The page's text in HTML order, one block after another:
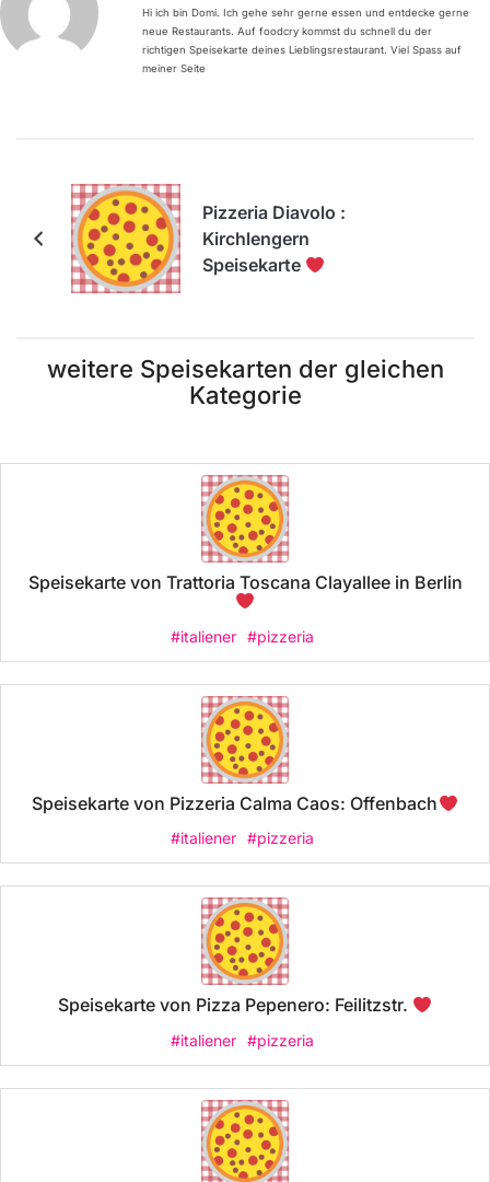
Hi ich bin Domi. Ich gehe sehr gerne essen und entdecke gerne
neue Restaurants. Auf foodcry kommst du schnell du der
richtigen Speisekarte deines Lieblingsrestaurant. Viel Spass auf
meiner Seite
Pizzeria Diavolo :
Kirchlengern
Speisekarte
weitere Speisekarten der gleichen
Kategorie
Speisekarte von Trattoria Toscana Clayallee in Berlin
#italiener #pizzeria
Speisekarte von Pizzeria Calma Caos: Offenbach
#italiener #pizzeria
Speisekarte von Pizza Pepenero: Feilitzstr.
#italiener #pizzeria